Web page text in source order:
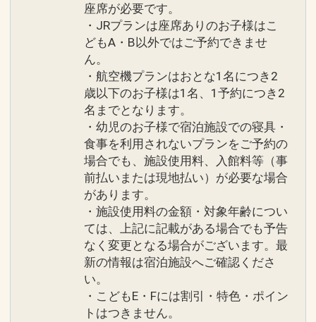
座席が必要です。
・JRプランは座席ありのお子様はこ
どもA・B以外ではご予約できませ
ん。
・航空機プランはおとな1名につき2
歳以下のお子様は1名、1予約につき2
名までとなります。
・幼児のお子様で宿泊施設での寝具・
食事を利用されないプランをご予約の
場合でも、施設使用料、入館料等（事
前払いまたは現地払い）が必要な場合
があります。
・施設使用料の金額・対象年齢につい
ては、上記に記載がある場合でも予告
なく変更となる場合がございます。最
新の情報は宿泊施設へご確認くださ
い。
・こどもE・Fには割引・特色・ポイン
トはつきません。